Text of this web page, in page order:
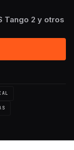
Tango 2 y otros